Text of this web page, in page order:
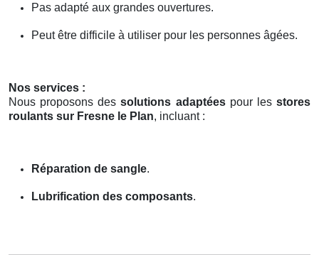
Pas adapté aux grandes ouvertures.
Peut être difficile à utiliser pour les personnes âgées.
Nos services :
Nous proposons dessolutions adaptéespour lesstores
roulants sur Fresne le Plan, incluant :
Réparation de sangle.
Lubrification des composants.